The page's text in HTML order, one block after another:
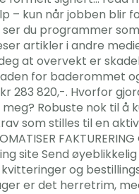
– kun når jobben blir
ser du programmer
artikler i andre
at overvekt er
for baderommet
283 820,-. Hvorfor
Robuste nok til å
som stilles til en aktiv
site Send øyeblikkelig
og
er det herretrim,